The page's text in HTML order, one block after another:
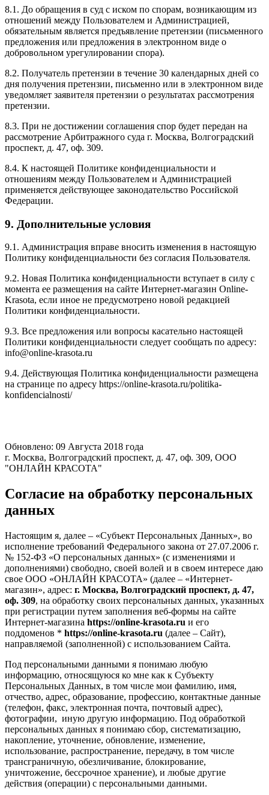
8.1. До обращения в суд с иском по спорам, возникающим из
отношений между Пользователем и Администрацией,
обязательным является предъявление претензии (письменного
предложения или предложения в электронном виде о
добровольном урегулировании спора).
8.2. Получатель претензии в течение 30 календарных дней со
дня получения претензии, письменно или в электронном виде
уведомляет заявителя претензии о результатах рассмотрения
претензии.
8.3. При не достижении соглашения спор будет передан на
рассмотрение Арбитражного суда г. Москва, Волгоградский
проспект, д. 47, оф. 309.
8.4. К настоящей Политике конфиденциальности и
отношениям между Пользователем и Администрацией
применяется действующее законодательство Российской
Федерации.
9. Дополнительные условия
9.1. Администрация вправе вносить изменения в настоящую
Политику конфиденциальности без согласия Пользователя.
9.2. Новая Политика конфиденциальности вступает в силу с
момента ее размещения на сайте Интернет-магазин Online-
Krasota, если иное не предусмотрено новой редакцией
Политики конфиденциальности.
9.3. Все предложения или вопросы касательно настоящей
Политики конфиденциальности следует сообщать по адресу:
info@online-krasota.ru
9.4. Действующая Политика конфиденциальности размещена
на странице по адресу https://online-krasota.ru/politika-
konfidencialnosti/
Обновлено: 09 Августа 2018 года
г. Москва, Волгоградский проспект, д. 47, оф. 309, ООО
"ОНЛАЙН КРАСОТА"
Согласие на обработку персональных
данных
Настоящим я, далее – «Субъект Персональных Данных», во
исполнение требований Федерального закона от 27.07.2006 г.
№ 152-ФЗ «О персональных данных» (с изменениями и
дополнениями) свободно, своей волей и в своем интересе даю
свое ООО «ОНЛАЙН КРАСОТА» (далее – «Интернет-
магазин», адрес: г. Москва, Волгоградский проспект, д. 47,
оф. 309, на обработку своих персональных данных, указанных
при регистрации путем заполнения веб-формы на сайте
Интернет-магазина https://online-krasota.ru и его
поддоменов * https://online-krasota.ru (далее – Сайт),
направляемой (заполненной) с использованием Сайта.
Под персональными данными я понимаю любую
информацию, относящуюся ко мне как к Субъекту
Персональных Данных, в том числе мои фамилию, имя,
отчество, адрес, образование, профессию, контактные данные
(телефон, факс, электронная почта, почтовый адрес),
фотографии, иную другую информацию. Под обработкой
персональных данных я понимаю сбор, систематизацию,
накопление, уточнение, обновление, изменение,
использование, распространение, передачу, в том числе
трансграничную, обезличивание, блокирование,
уничтожение, бессрочное хранение), и любые другие
действия (операции) с персональными данными.